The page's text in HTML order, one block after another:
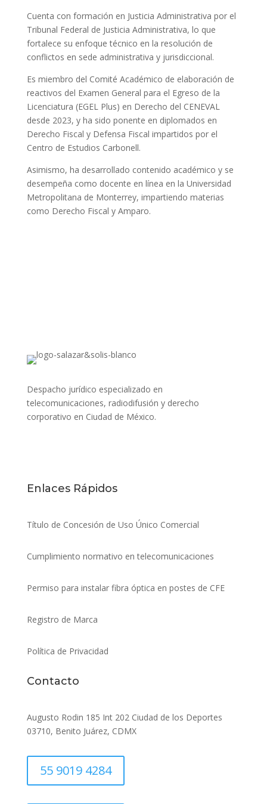
Cuenta con formación en Justicia Administrativa por el
Tribunal Federal de Justicia Administrativa, lo que
fortalece su enfoque técnico en la resolución de
conflictos en sede administrativa y jurisdiccional.
Es miembro del Comité Académico de elaboración de
reactivos del Examen General para el Egreso de la
Licenciatura (EGEL Plus) en Derecho del CENEVAL
desde 2023, y ha sido ponente en diplomados en
Derecho Fiscal y Defensa Fiscal impartidos por el
Centro de Estudios Carbonell.
Asimismo, ha desarrollado contenido académico y se
desempeña como docente en línea en la Universidad
Metropolitana de Monterrey, impartiendo materias
como Derecho Fiscal y Amparo.
Despacho jurídico especializado en
telecomunicaciones, radiodifusión y derecho
corporativo en Ciudad de México.
Enlaces Rápidos
Título de Concesión de Uso Único Comercial
Cumplimiento normativo en telecomunicaciones
Permiso para instalar fibra óptica en postes de CFE
Registro de Marca
Política de Privacidad
Contacto
Augusto Rodin 185 Int 202 Ciudad de los Deportes
03710, Benito Juárez, CDMX
55 9019 4284